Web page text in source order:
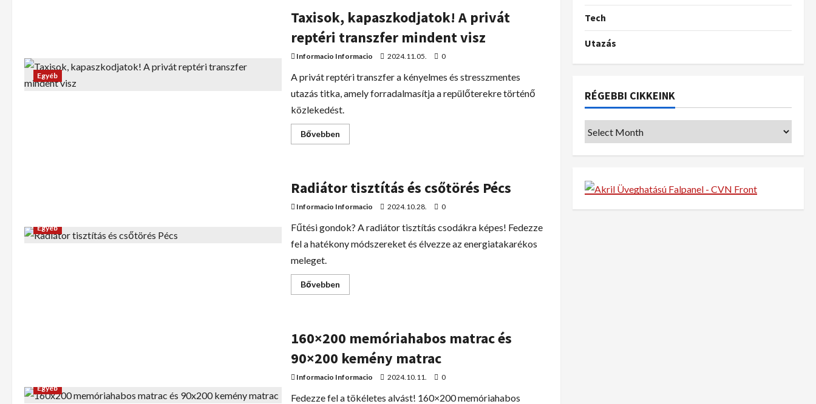
Egyéb
Taxisok, kapaszkodjatok! A privát
reptéri transzfer mindent visz
Informacio Informacio 2024.11.05. 0
A privát reptéri transzfer a kényelmes és stresszmentes
utazás titka, amely forradalmasítja a repülőterekre történő
közlekedést.
Bővebben
Egyéb
Radiátor tisztítás és csőtörés Pécs
Informacio Informacio 2024.10.28. 0
Fűtési gondok? A radiátor tisztítás csodákra képes! Fedezze
fel a hatékony módszereket és élvezze az energiatakarékos
meleget.
Bővebben
Egyéb
160×200 memóriahabos matrac és
90×200 kemény matrac
Informacio Informacio 2024.10.11. 0
Fedezze fel a tökéletes alvást! 160×200 memóriahabos
Tech
Utazás
RÉGEBBI CIKKEINK